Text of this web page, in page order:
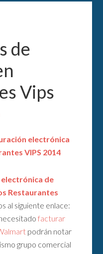
de
Vips
electrónica
VIPS 2014
de
Restaurantes
al siguiente enlace:
facturar
podrán notar
grupo comercial